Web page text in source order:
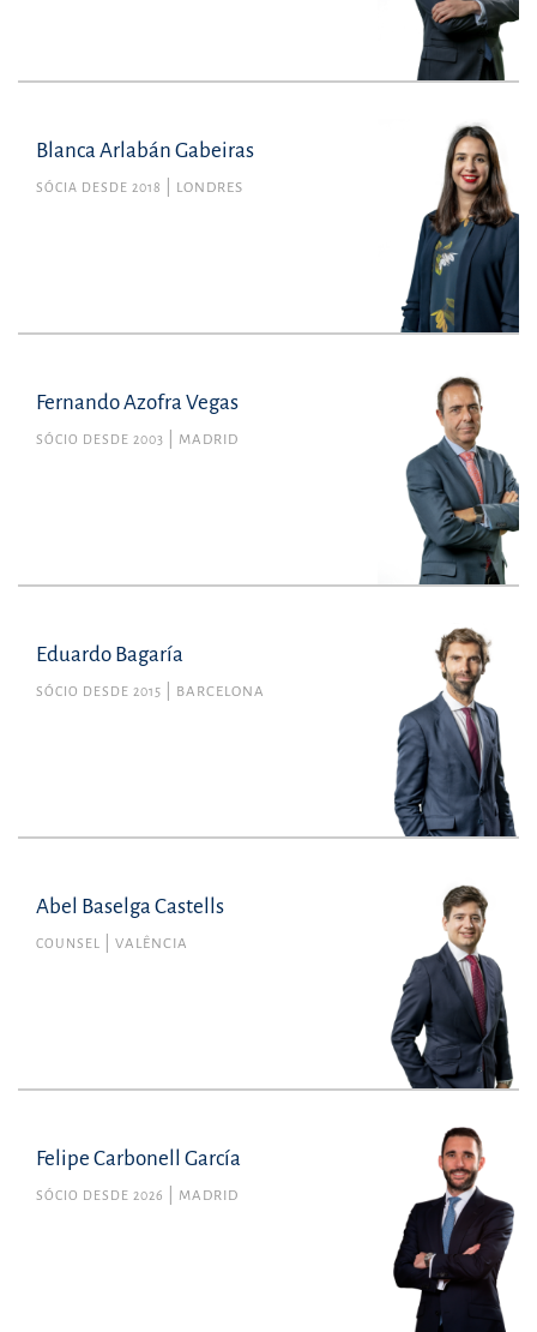
Blanca Arlabán Gabeiras
SÓCIA DESDE 2018 LONDRES
Fernando Azofra Vegas
SÓCIO DESDE 2003 MADRID
Eduardo Bagaría
SÓCIO DESDE 2015 BARCELONA
Abel Baselga Castells
COUNSEL VALÊNCIA
Felipe Carbonell García
SÓCIO DESDE 2026 MADRID